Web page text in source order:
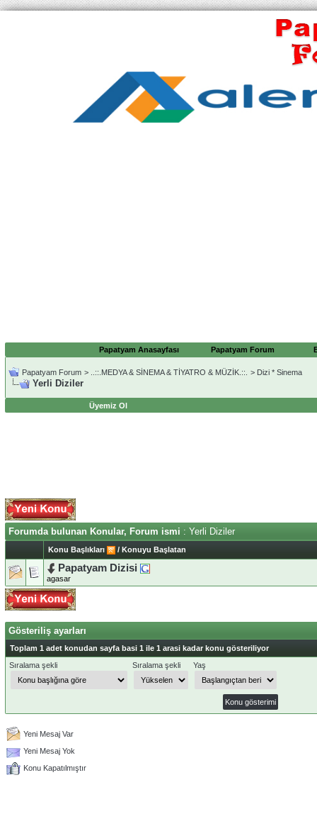
Papatyam Anasayfası Papatyam Forum
Papatyam Forum > ..::.MEDYA & SİNEMA & TİYATRO & MÜZİK.::. > Dizi * Sinema
Yerli Diziler
Üyemiz Ol
Forumda bulunan Konular, Forum ismi : Yerli Diziler
Konu Başlıkları / Konuyu Başlatan
Papatyam Dizisi
agasar
Gösteriliş ayarları
Toplam 1 adet konudan sayfa basi 1 ile 1 arasi kadar konu gösteriliyor
Sıralama şekli
Sıralama şekli Yaş
Yeni Mesaj Var
Yeni Mesaj Yok
Konu Kapatılmıştır